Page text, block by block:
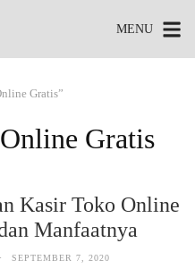
MENU
Gratis”
Gratis
Kasir Toko Online
Manfaatnya
· SEPTEMBER 7, 2020